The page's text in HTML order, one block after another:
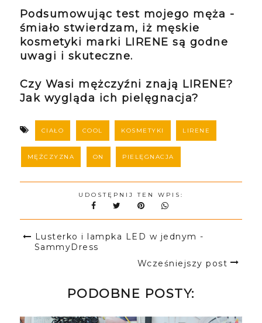
Podsumowując test mojego męża -
śmiało stwierdzam, iż męskie
kosmetyki marki LIRENE są godne
uwagi i skuteczne.
Czy Wasi mężczyźni znają LIRENE?
Jak wygląda ich pielęgnacja?
CIAŁO COOL KOSMETYKI LIRENE
MĘŻCZYZNA ON PIELĘGNACJA
UDOSTĘPNIJ TEN WPIS:
Lusterko i lampka LED w jednym -
SammyDress
Wcześniejszy post
PODOBNE POSTY: